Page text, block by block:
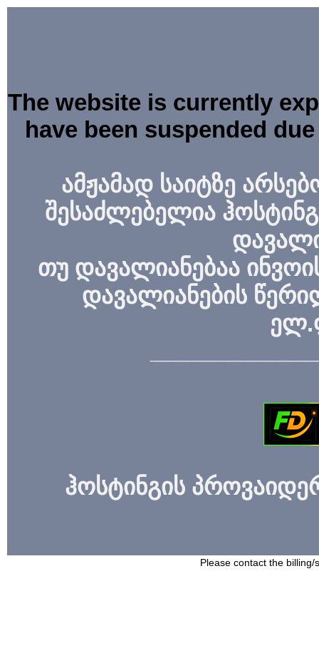
The website is currently
have been suspended
ამჟამად საიტზე
შესაძლებელია
თუ დავალიანებაა
დავალიანების
ჰოსტინგის
Please contact the